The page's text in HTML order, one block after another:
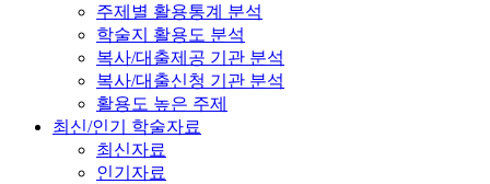
주제별 활용통계 분석
학술지 활용도 분석
복사/대출제공 기관 분석
복사/대출신청 기관 분석
활용도 높은 주제
최신/인기 학술자료
최신자료
인기자료